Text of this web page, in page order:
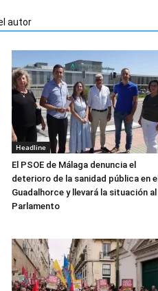
autor
Headline
El PSOE de Málaga denuncia el
deterioro de la sanidad pública en el
Guadalhorce y llevará la situación al
Parlamento